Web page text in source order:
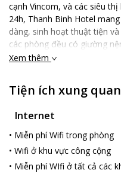
cạnh Vincom, và các siêu
24h, Thanh Binh Hotel
dàng, sinh hoạt thuật tiện
các phòng đều có giường
sạch sẽ, giúp bạn thư giãn
chỗ như wi-fi miễn phí ở tất
nhất. Với vị trí đắc địa,
nhanh chóng và dễ dàng
phương. Thanh Binh Hotel
cho những du khách tìm
tại Thành phố Hồ Chí Minh.
Xem thêm
Tiện ích xung
Internet
• Miễn phí Wifi trong phòng
• Wifi ở khu vực công cộng
• Miễn phí WIfi ở tất cả các